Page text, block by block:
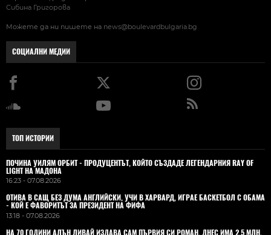
Сибина Григорова
Можете да ни пишете на news@boulevardbulgaria.bg
СОЦИАЛНИ МЕДИИ
ТОП ИСТОРИИ
ПОЧИНА УИЛЯМ ОРБИТ - ПРОДУЦЕНТЪТ, КОЙТО СЪЗДАДЕ ЛЕГЕНДАРНИЯ RAY OF
LIGHT НА МАДОНА
16:23 - 07.08.2026
ОТИВА В САЩ БЕЗ ДУМА АНГЛИЙСКИ, УЧИ В ХАРВАРД, ИГРАЕ БАСКЕТБОЛ С ОБАМА
- КОЙ Е ФАВОРИТЪТ ЗА ПРЕЗИДЕНТ НА ФИФА
13:18 - 07.08.2026
НА 70 ГОДИНИ АЛЪН ЛИВАЙ ИЗДАВА САМ ПЪРВИЯ СИ РОМАН. ДНЕС ИМА 2,5 МЛН.